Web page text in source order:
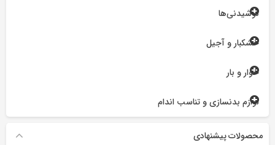
نوشیدنی‌ها
خشکبار و آجیل
خوار و بار
لوازم بدنسازی و تناسب اندام
محصولات پیشنهادی